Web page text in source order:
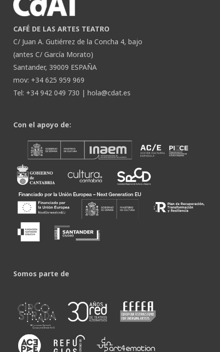
CAFÉ DE LAS ARTES TEATRO
C/ Juan A. Gutiérrez de la Concha 4, bajo
(antes C/ García Morato)
Santander, 39009 ESPAÑA
mov: +34 625 959 969
Tel: +34 942 049 730 | hola@cdat.es
Con el apoyo de:
Somos parte de